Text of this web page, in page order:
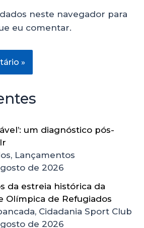
neste navegador para
eu comentar.
um diagnóstico pós-
Lançamentos
de 2026
da estreia histórica da
Olímpica de Refugiados
Cidadania Sport Club
de 2026